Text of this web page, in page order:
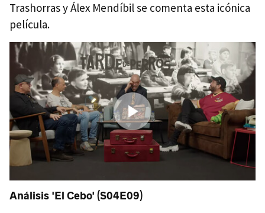
Trashorras y Álex Mendíbil se comenta esta icónica
película.
Análisis 'El Cebo' (S04E09)